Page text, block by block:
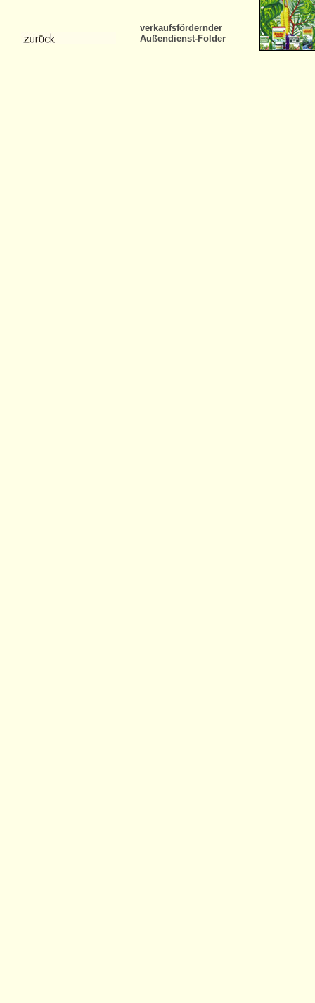
verkaufsfördernder
Außendienst-Folder